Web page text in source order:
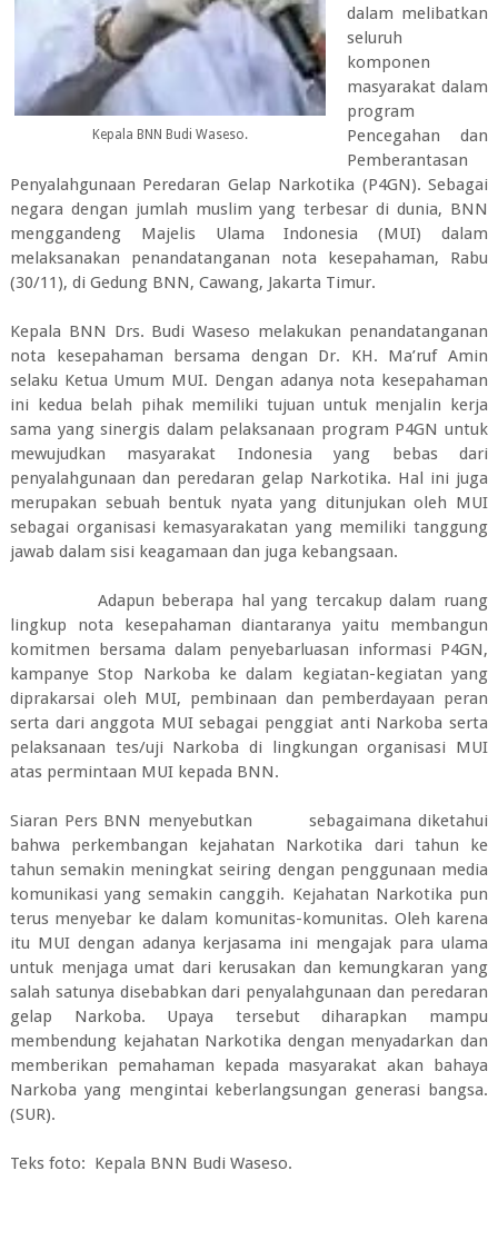
Kepala BNN Budi Waseso.
dalam melibatkan
seluruh
komponen
masyarakat dalam
program
Pencegahan dan
Pemberantasan
Penyalahgunaan Peredaran Gelap Narkotika (P4GN). Sebagai
negara dengan jumlah muslim yang terbesar di dunia, BNN
menggandeng Majelis Ulama Indonesia (MUI) dalam
melaksanakan penandatanganan nota kesepahaman, Rabu
(30/11), di Gedung BNN, Cawang, Jakarta Timur.
Kepala BNN Drs. Budi Waseso melakukan penandatanganan
nota kesepahaman bersama dengan Dr. KH. Ma’ruf Amin
selaku Ketua Umum MUI. Dengan adanya nota kesepahaman
ini kedua belah pihak memiliki tujuan untuk menjalin kerja
sama yang sinergis dalam pelaksanaan program P4GN untuk
mewujudkan masyarakat Indonesia yang bebas dari
penyalahgunaan dan peredaran gelap Narkotika. Hal ini juga
merupakan sebuah bentuk nyata yang ditunjukan oleh MUI
sebagai organisasi kemasyarakatan yang memiliki tanggung
jawab dalam sisi keagamaan dan juga kebangsaan.
Adapun beberapa hal yang tercakup dalam ruang
lingkup nota kesepahaman diantaranya yaitu membangun
komitmen bersama dalam penyebarluasan informasi P4GN,
kampanye Stop Narkoba ke dalam kegiatan-kegiatan yang
diprakarsai oleh MUI, pembinaan dan pemberdayaan peran
serta dari anggota MUI sebagai penggiat anti Narkoba serta
pelaksanaan tes/uji Narkoba di lingkungan organisasi MUI
atas permintaan MUI kepada BNN.
Siaran Pers BNN menyebutkan sebagaimana diketahui
bahwa perkembangan kejahatan Narkotika dari tahun ke
tahun semakin meningkat seiring dengan penggunaan media
komunikasi yang semakin canggih. Kejahatan Narkotika pun
terus menyebar ke dalam komunitas-komunitas. Oleh karena
itu MUI dengan adanya kerjasama ini mengajak para ulama
untuk menjaga umat dari kerusakan dan kemungkaran yang
salah satunya disebabkan dari penyalahgunaan dan peredaran
gelap Narkoba. Upaya tersebut diharapkan mampu
membendung kejahatan Narkotika dengan menyadarkan dan
memberikan pemahaman kepada masyarakat akan bahaya
Narkoba yang mengintai keberlangsungan generasi bangsa.
(SUR).
Teks foto: Kepala BNN Budi Waseso.